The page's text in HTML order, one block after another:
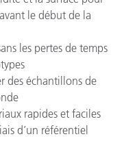
le début de la
les pertes de temps
des échantillons de
rapides et faciles
d’un référentiel